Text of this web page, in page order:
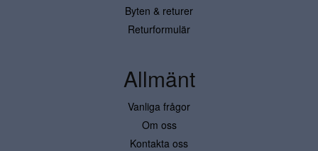
Byten & returer
Returformulär
Allmänt
Vanliga frågor
Om oss
Kontakta oss